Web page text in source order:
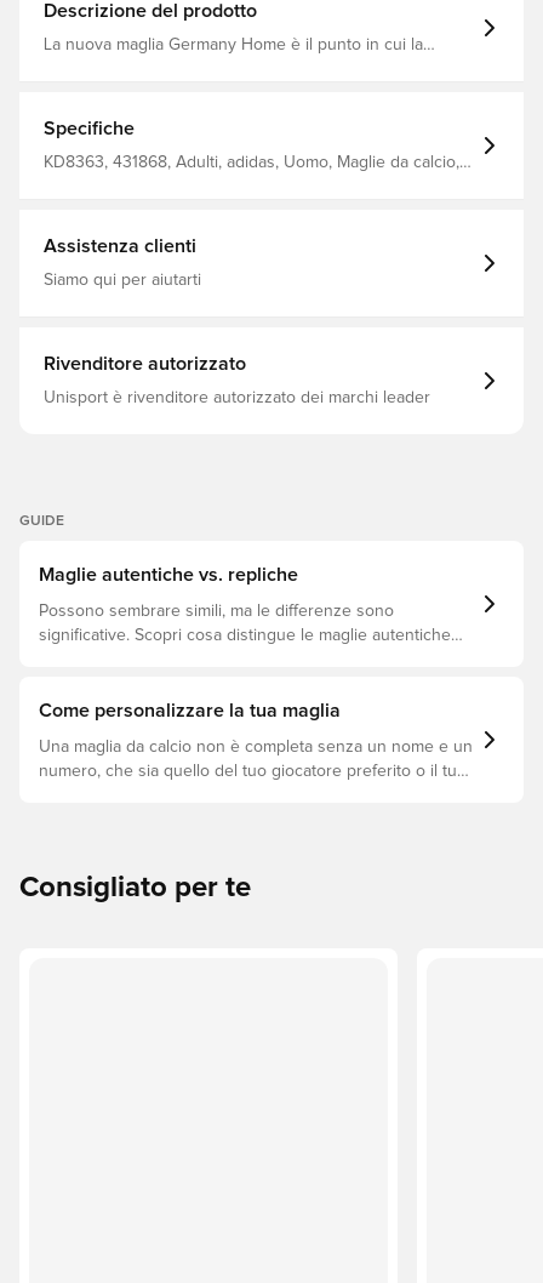
Descrizione del prodotto
La nuova maglia Germany Home è il punto in cui la
calcio tedesco. Progettata sia per i giocatori che per i
tifosi, questa maglia celebra il passato di questo sport,
abbraccia il presente e guarda con audacia al futuro del
Specifiche
KD8363, 431868, Adulti, adidas, Uomo, Maglie da calcio,
Assistenza clienti
Siamo qui per aiutarti
Rivenditore autorizzato
Unisport è rivenditore autorizzato dei marchi leader
GUIDE
Maglie autentiche vs. repliche
Possono sembrare simili, ma le differenze sono
significative. Scopri cosa distingue le maglie autentiche
Come personalizzare la tua maglia
Una maglia da calcio non è completa senza un nome e un
numero, che sia quello del tuo giocatore preferito o il tuo.
Consigliato per te